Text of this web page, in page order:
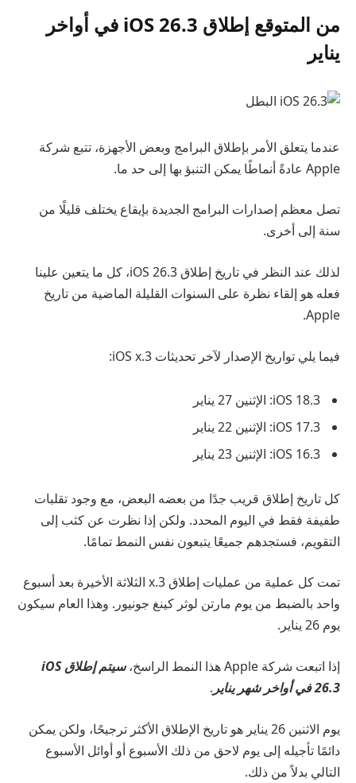
من المتوقع إطلاق iOS 26.3 في أواخر
يناير
عندما يتعلق الأمر بإطلاق البرامج وبعض الأجهزة، تتبع شركة
Apple عادةً أنماطًا يمكن التنبؤ بها إلى حد ما.
تصل معظم إصدارات البرامج الجديدة بإيقاع يختلف قليلًا من
سنة إلى أخرى.
لذلك عند النظر في تاريخ إطلاق iOS 26.3، كل ما يتعين علينا
فعله هو إلقاء نظرة على السنوات القليلة الماضية من تاريخ
Apple.
فيما يلي تواريخ الإصدار لآخر تحديثات iOS x.3:
iOS 18.3: الإثنين 27 يناير
iOS 17.3: الإثنين 22 يناير
iOS 16.3: الإثنين 23 يناير
كل تاريخ إطلاق قريب جدًا من بعضه البعض، مع وجود تقلبات
طفيفة فقط في اليوم المحدد. ولكن إذا نظرت عن كثب إلى
التقويم، فستجدهم جميعًا يتبعون نفس النمط تمامًا.
تمت كل عملية من عمليات إطلاق x.3 الثلاثة الأخيرة بعد أسبوع
واحد بالضبط من يوم مارتن لوثر كينغ جونيور. وهذا العام سيكون
يوم 26 يناير.
إذا اتبعت شركة Apple هذا النمط الراسخ،
سيتم إطلاق iOS
26.3 في أواخر شهر يناير
.
يوم الاثنين 26 يناير هو تاريخ الإطلاق الأكثر ترجيحًا، ولكن يمكن
دائمًا تأجيله إلى يوم لاحق من ذلك الأسبوع أو أوائل الأسبوع
التالي بدلاً من ذلك.